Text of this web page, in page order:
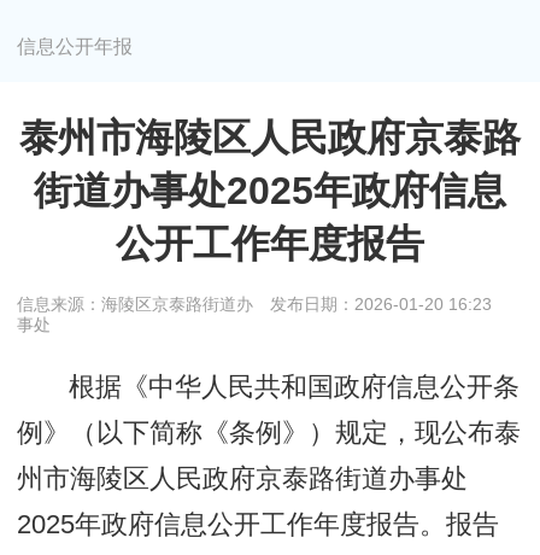
信息公开年报
泰州市海陵区人民政府京泰路
街道办事处2025年政府信息
公开工作年度报告
信息来源：海陵区京泰路街道办
事处
发布日期：2026-01-20 16:23
根据《中华人民共和国政府信息公开条
例》（以下简称《条例》）规定，现公布泰
州市海陵区人民政府京泰路街道办事处
2025年政府信息公开工作年度报告。报告